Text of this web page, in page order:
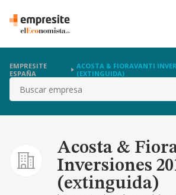
EMPRESITE
ESPAÑA
ACOSTA & FIORAVANTI
(EXTINGUIDA)
Buscar
Acosta &
Inversiones
(extinguida)